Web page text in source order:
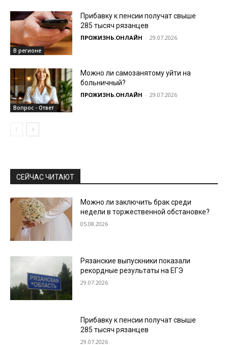
В регионе
Прибавку к пенсии получат свыше
285 тысяч рязанцев
ПРОЖИЗНЬ.ОНЛАЙН - 29.07.2026
Вопрос - Ответ
Можно ли самозанятому уйти на
больничный?
ПРОЖИЗНЬ.ОНЛАЙН - 29.07.2026
СЕЙЧАС ЧИТАЮТ
Можно ли заключить брак среди
недели в торжественной обстановке?
05.08.2026
Рязанские выпускники показали
рекордные результаты на ЕГЭ
29.07.2026
Прибавку к пенсии получат свыше
285 тысяч рязанцев
29.07.2026